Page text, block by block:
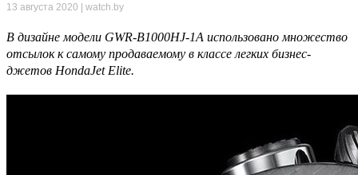
13 августа 2020 | watch.by
В дизайне модели GWR-B1000HJ-1A использовано множество
отсылок к самому продаваемому в классе легких бизнес-
джетов HondaJet Elite.